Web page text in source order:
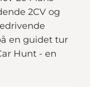
2CV og
en guidet tur
Hunt - en